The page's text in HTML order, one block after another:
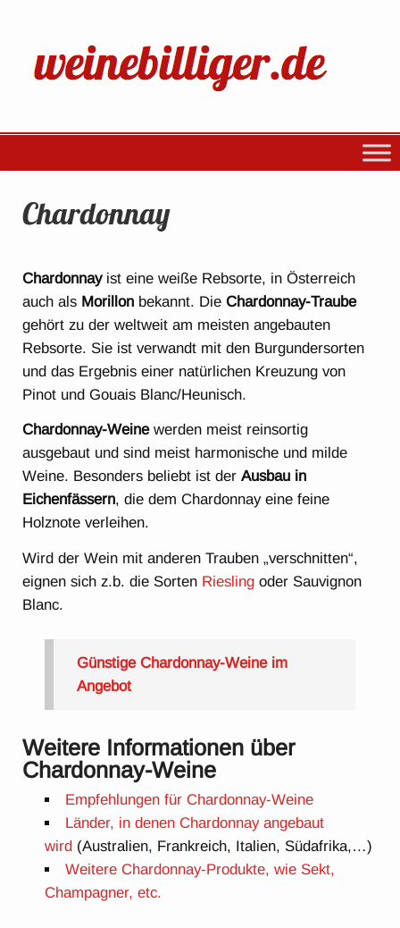
Chardonnay
Chardonnayist eine weiße Rebsorte, in Österreich
auch als Morillon bekannt. DieChardonnay-Traube
gehört zu der weltweit am meisten angebauten
Rebsorte. Sie ist verwandt mit den Burgundersorten
und das Ergebnis einer natürlichen Kreuzung von
Pinot und Gouais Blanc/Heunisch.
Chardonnay-Weinewerden meist reinsortig
ausgebaut und sind meist harmonische und milde
Weine. Besonders beliebt ist derAusbau in
Eichenfässern, die dem Chardonnay eine feine
Holznote verleihen.
Wird der Wein mit anderen Trauben „verschnitten“,
eignen sich z.b. die Sorten Riesling oder Sauvignon
Blanc.
Günstige Chardonnay-Weine im
Angebot
Weitere Informationen über
Chardonnay-Weine
Empfehlungen für Chardonnay-Weine
Länder, in denen Chardonnay angebaut
wird (Australien, Frankreich, Italien, Südafrika,…)
Weitere Chardonnay-Produkte, wie Sekt,
Champagner, etc.